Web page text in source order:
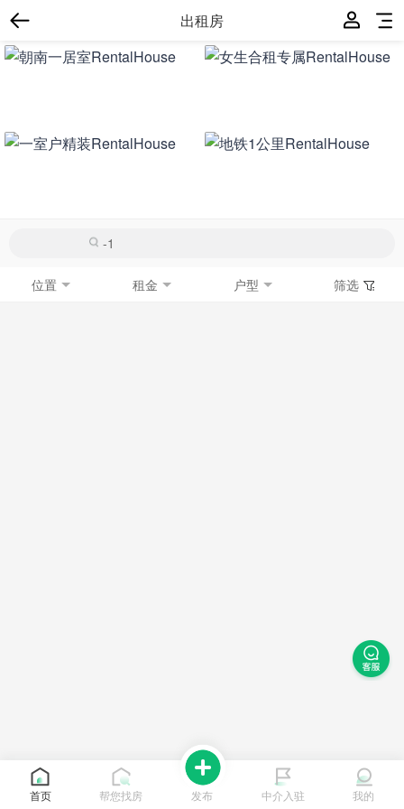
出租房
位置 租金 户型 筛选
首页 帮您找房 发布 中介入驻 我的